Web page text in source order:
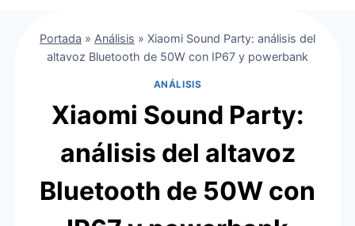
Portada » Análisis » Xiaomi Sound Party: análisis del
altavoz Bluetooth de 50W con IP67 y powerbank
ANÁLISIS
Xiaomi Sound Party:
análisis del altavoz
Bluetooth de 50W con